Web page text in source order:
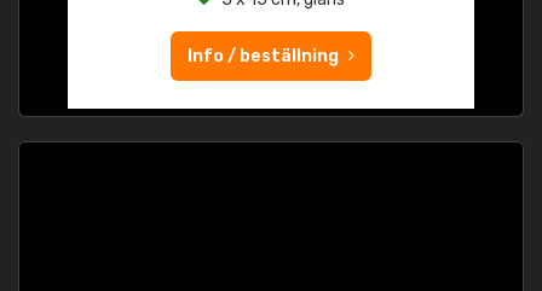
Info / beställning